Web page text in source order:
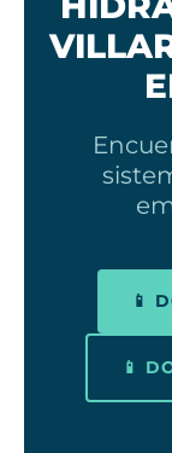
📱
📱